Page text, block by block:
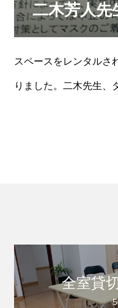
二木芳人
スペースをレンタルさ
りました。二木先生、
全室貸